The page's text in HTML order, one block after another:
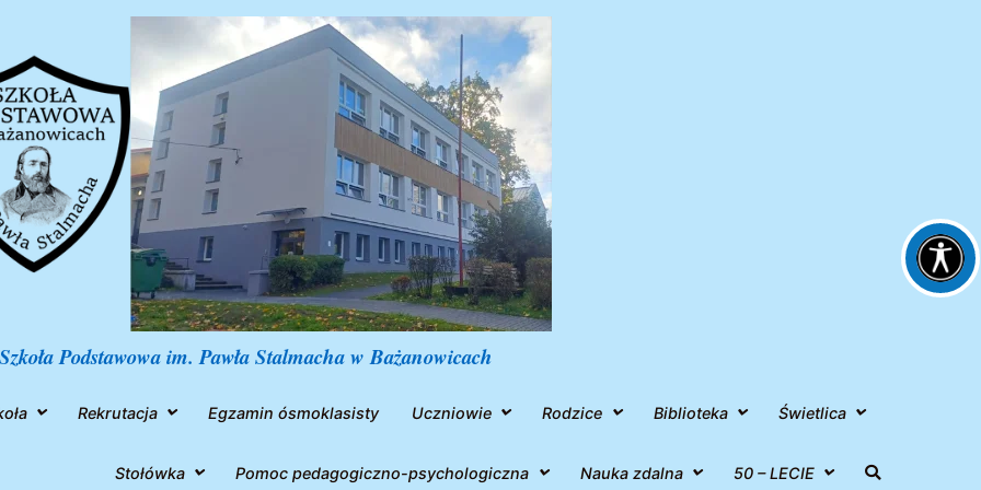
Szkoła Podstawowa im. Pawła Stalmacha w Bażanowicach
Rekrutacja Egzamin ósmoklasisty Uczniowie Rodzice Biblioteka Świetlica
Stołówka Pomoc pedagogiczno-psychologiczna Nauka zdalna 50 – LECIE